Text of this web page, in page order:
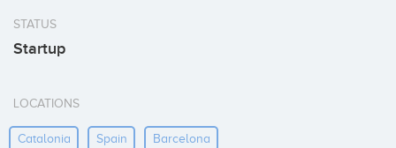
STATUS
Startup
LOCATIONS
Catalonia Spain Barcelona